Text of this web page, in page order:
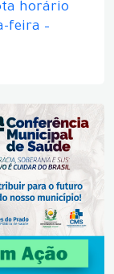
horário
feira –